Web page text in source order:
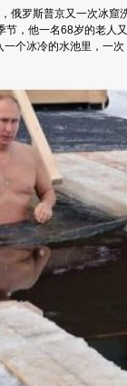
俄罗斯普京又一次冰窟
，他一名68岁的老人
个冰冷的水池里，一